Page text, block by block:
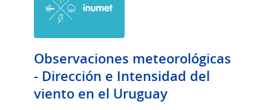
Observaciones meteorológicas
- Dirección e Intensidad del
viento en el Uruguay